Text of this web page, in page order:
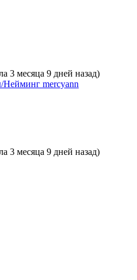
3 месяца 9 дней назад)
3 месяца 9 дней назад)